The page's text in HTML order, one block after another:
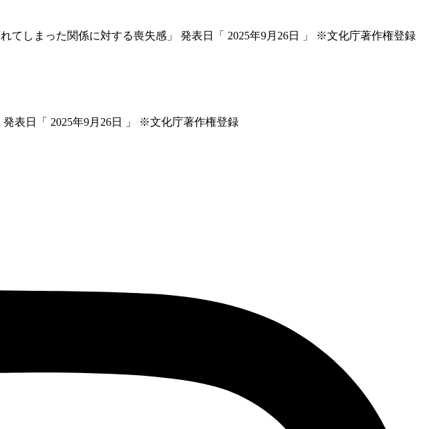
てしまった関係に対する喪失感」 発表日「 2025年9月26日 」 ※文化庁著作権登録
表日「 2025年9月26日 」 ※文化庁著作権登録